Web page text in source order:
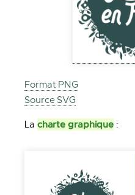
Format PNG
Source SVG
La charte graphique :